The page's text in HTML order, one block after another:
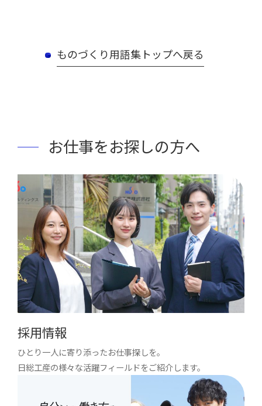
ものづくり用語集トップへ戻る
お仕事をお探しの方へ
採用情報
ひとり一人に寄り添ったお仕事探しを。
日総工産の様々な活躍フィールドをご紹介します。